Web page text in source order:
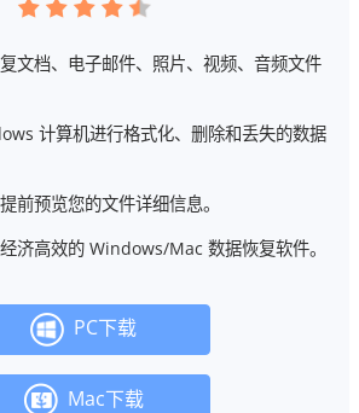
文档、电子邮件、照片、视频、音频文件
计算机进行格式化、删除和丢失的数据
前预览您的文件详细信息。
济高效的 Windows/Mac 数据恢复软件。
PC下载
Mac下载